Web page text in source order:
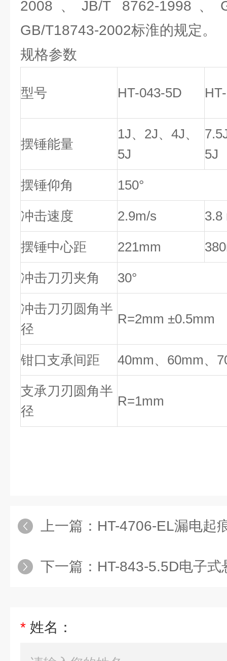
2008、JB/T 8762-1998、
GB/T18743-2002标淮的规定。
规格参数
型号 HT-043-5D
摆锤能量
1J、2J、4J、
5J
5J
摆锤仰角 150°
冲击速度 2.9m/s 3.8
摆锤中心距 221mm
冲击刀刃夹角 30°
冲击刀刃圆角半
径
R=2mm ±0.5mm
钳口支承间距 40mm、60mm、
支承刀刃圆角半
径
R=1mm
上一篇： HT-4706-EL漏电起
下一篇： HT-843-5.5D电子
* 姓名：